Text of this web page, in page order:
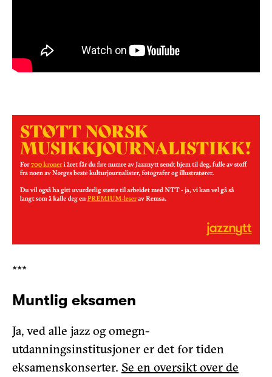
***
Muntlig eksamen
Ja, ved alle jazz og omegn-
utdanningsinstitusjoner er det for tiden
eksamenskonserter. Se en oversikt over de